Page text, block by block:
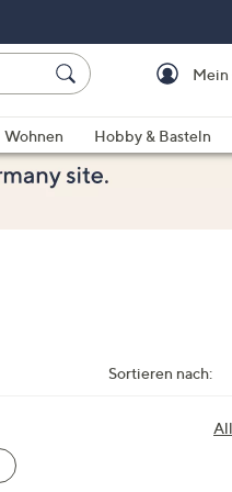
Mein
Wohnen Hobby & Basteln
Sortieren nach: